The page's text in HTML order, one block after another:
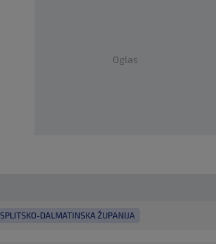
Oglas
SPLITSKO-DALMATINSKA ŽUPANIJA